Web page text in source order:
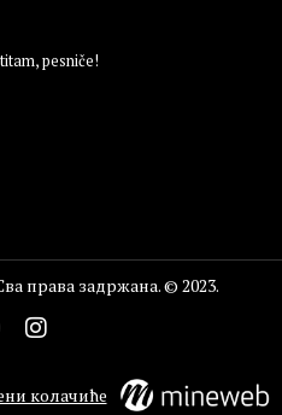
pesniče!
права задржана. © 2023.
колачиће